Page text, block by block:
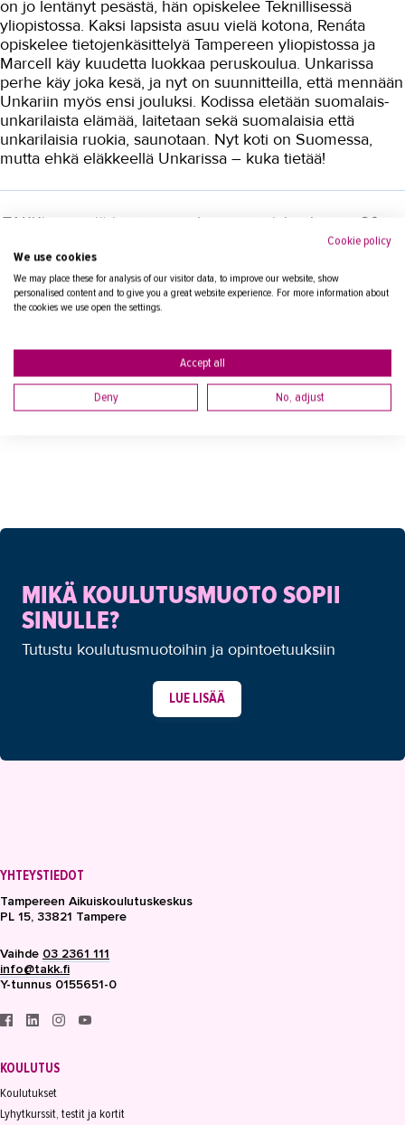
Valimotekniikka
Ympäristöala
Yrittäjyys
Koulutusopas
TAKK
YHTEYSTIEDOT
on jo lentänyt pesästä, hän opiskelee Teknillisessä
yliopistossa. Kaksi lapsista asuu vielä kotona, Renáta
opiskelee tietojenkäsittelyä Tampereen yliopistossa ja
Marcell käy kuudetta luokkaa peruskoulua. Unkarissa
perhe käy joka kesä, ja nyt on suunnitteilla, että mennään
Unkariin myös ensi jouluksi. Kodissa eletään suomalais-
unkarilaista elämää, laitetaan sekä suomalaisia että
unkarilaisia ruokia, saunotaan. Nyt koti on Suomessa,
mutta ehkä eläkkeellä Unkarissa – kuka tietää!
TAKKissa on järjestetty maahanmuuttajakoulutusta 30
vuoden ajan (1989 - 2019). Juhlavuoden kunniaksi
kerromme tarinoita vuosien varrelta. Ezsterin tarina on
yksi niistä. Seuraa sosiaalisessa mediassa:
#kotoutumiskoulutus30
Lue lisää opiskelijatarinoita TAKKista
MIKÄ KOULUTUSMUOTO SOPII
SINULLE?
Tutustu koulutusmuotoihin ja opintoetuuksiin
LUE LISÄÄ
YHTEYSTIEDOT
Tampereen Aikuiskoulutuskeskus
PL 15, 33821 Tampere
Vaihde 03 2361 111
info@takk.fi
Y-tunnus 0155651-0
KOULUTUS
Koulutukset
Lyhytkurssit, testit ja kortit
Cookie policy
We use cookies
We may place these for analysis of our visitor data, to improve our website, show
personalised content and to give you a great website experience. For more information about
the cookies we use open the settings.
Accept all
Deny No, adjust